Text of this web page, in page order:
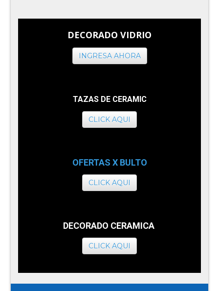
DECORADO VIDRIO
INGRESA AHORA
TAZAS DE CERAMIC
CLICK AQUI
OFERTAS X BULTO
CLICK AQUI
DECORADO CERAMICA
CLICK AQUI